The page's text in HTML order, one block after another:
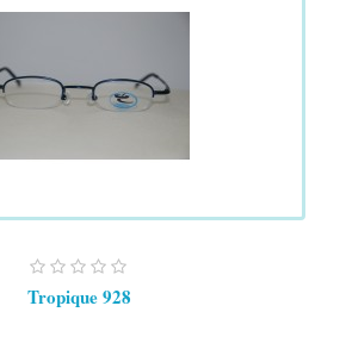
Tropique 928